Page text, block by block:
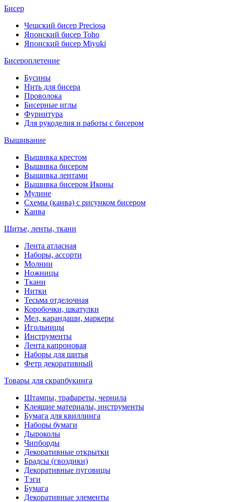
Бисер
Чешский бисер Preciosa
Японский бисер Toho
Японский бисер Miyuki
Бисероплетение
Бусины
Нить для бисера
Проволока
Бисерные иглы
Фурнитура
Для рукоделия и работы с бисером
Вышивание
Вышивка крестом
Вышивка бисером
Вышивка лентами
Вышивка бисером Иконы
Мулине
Схемы (канва) с рисунком бисером
Канва
Шитье, ленты, ткани
Лента атласная
Наборы, ассорти
Молнии
Ножницы
Ткани
Нитки
Тесьма отделочная
Коробочки, шкатулки
Мел, карандаши, маркеры
Игольницы
Инструменты
Лента капроновая
Наборы для шитья
Фетр декоративный
Товары для скрапбукинга
Штампы, трафареты, чернила
Клеящие материалы, инструменты
Бумага для квиллинга
Наборы бумаги
Дыроколы
Чипборды
Декоративные открытки
Брадсы (гвоздики)
Декоративные пуговицы
Тэги
Бумага
Декоративные элементы